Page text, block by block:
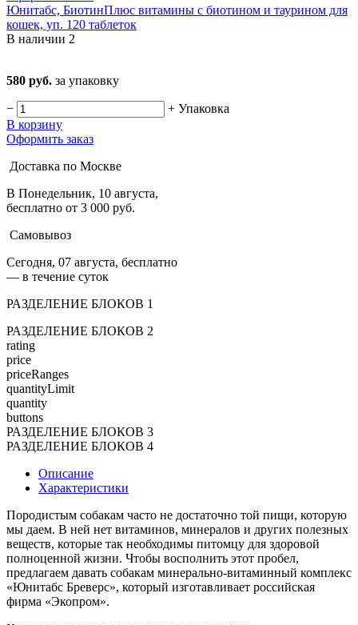
Юнитабс, БиотинПлюс витамины с биотином и таурином для
кошек, уп. 120 таблеток
В наличии 2
580 руб. за упаковку
− + Упаковка
В корзину
Оформить заказ
Доставка по Москве
В Понедельник, 10 августа,
бесплатно от 3 000 руб.
Самовывоз
Сегодня, 07 августа, бесплатно
— в течение суток
РАЗДЕЛЕНИЕ БЛОКОВ 1
РАЗДЕЛЕНИЕ БЛОКОВ 2
rating
price
priceRanges
quantityLimit
quantity
buttons
РАЗДЕЛЕНИЕ БЛОКОВ 3
РАЗДЕЛЕНИЕ БЛОКОВ 4
Описание
Характеристики
Породистым собакам часто не достаточно той пищи, которую
мы даем. В ней нет витаминов, минералов и других полезных
веществ, которые так необходимы питомцу для здоровой
полноценной жизни. Чтобы восполнить этот пробел,
предлагаем давать собакам минерально-витаминный комплекс
«Юнитабс Бреверс», который изготавливает российская
фирма «Экопром».